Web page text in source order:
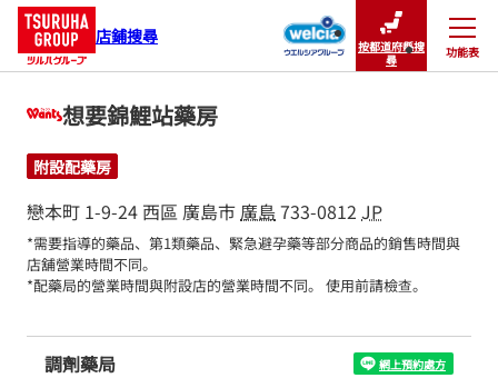
店鋪搜尋
按都道府縣搜
尋
功能表
關閉
想要錦鯉站藥房
附設配藥房
戀本町 1-9-24 西區 廣島市 廣島733-0812 JP
*需要指導的藥品、第1類藥品、緊急避孕藥等部分商品的銷售時間與
店舖營業時間不同。
*配藥局的營業時間與附設店的營業時間不同。 使用前請檢查。
調劑藥局 網上預約處方